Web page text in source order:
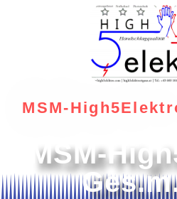
MSM-
MSM-